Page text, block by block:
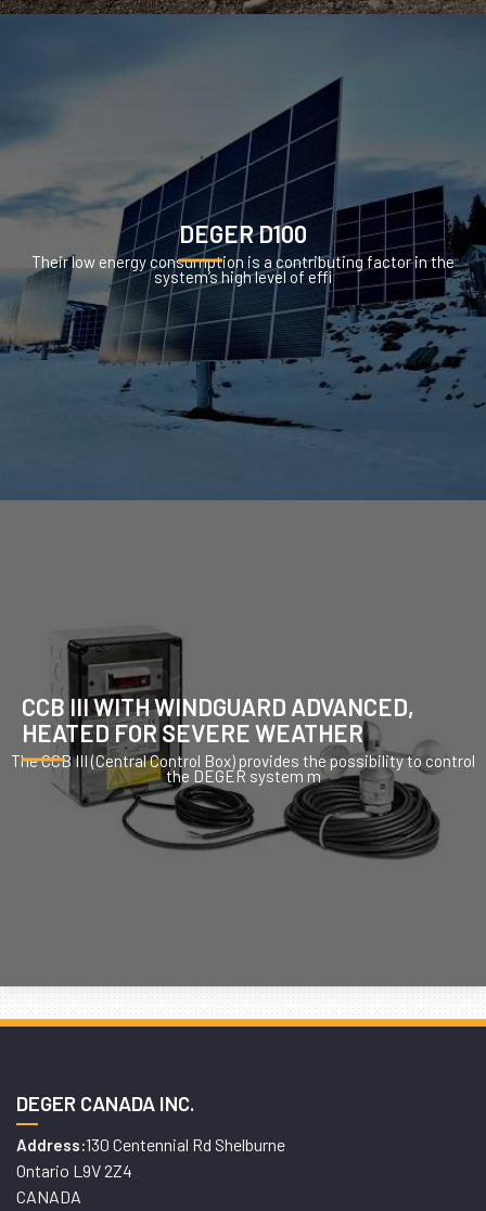
DEGER D100
Their low energy consumption is a contributing factor in the
system’s high level of effi
CCB III WITH WINDGUARD ADVANCED,
HEATED FOR SEVERE WEATHER
The CCB III (Central Control Box) provides the possibility to control
the DEGER system m
DEGER CANADA INC.
Address:130 Centennial Rd Shelburne
Ontario L9V 2Z4
CANADA